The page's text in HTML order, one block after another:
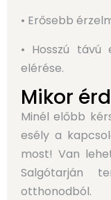
• Erősebb
• Hosszú távú
elérése.
Mikor
Minél előbb
esély a
most! Van
Salgótarján
otthonodból.